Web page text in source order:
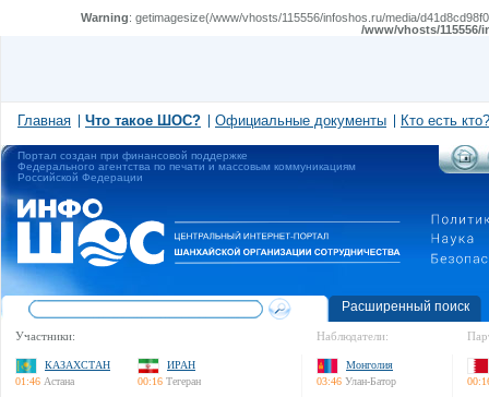
Warning: getimagesize(/www/vhosts/115556/infoshos.ru/media/
/www/vhosts/
Главная Что такое ШОС? Официальные документы Кто есть кто?
Портал создан при финансовой поддержке
Федерального агентства по печати и массовым коммуникациям
Российской Федерации
Расширенный поиск
Участники:
КАЗАХСТАН
01:46 Астана
ИРАН
00:16 Тегеран
Наблюдатели:
Монголия
03:46 Улан-Батор